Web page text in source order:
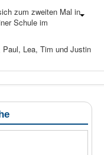
zum zweiten Mal in
Schule im
Lea, Tim und Justin